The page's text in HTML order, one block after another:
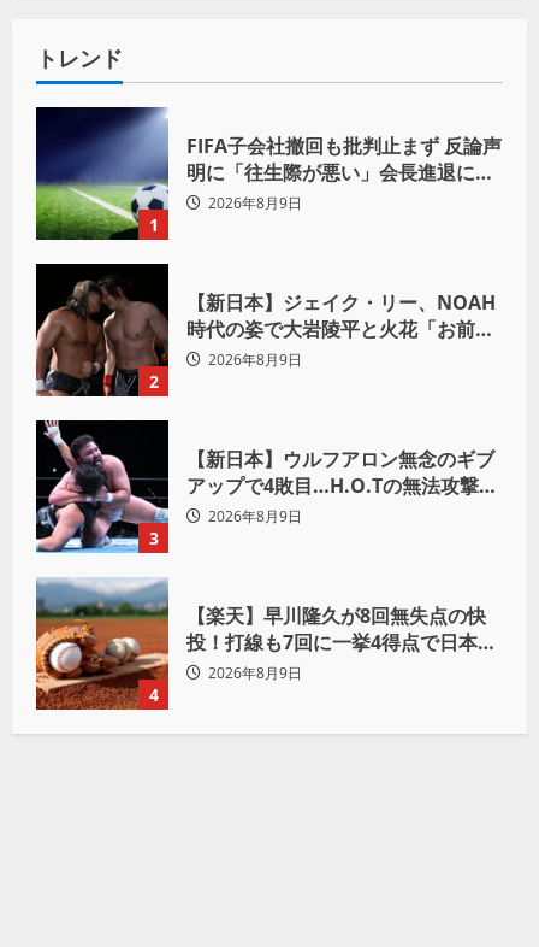
トレンド
1
FIFA子会社撤回も批判止まず 反論声
明に「往生際が悪い」会長進退に注
目 2026年8月9日
2
【新日本】ジェイク・リー、NOAH
時代の姿で大岩陵平と火花「お前の
おかげで、忘れてたもの思い出した
2026年8月9日
3
【新日本】ウルフアロン無念のギブ
アップで4敗目…H.O.Tの無法攻撃に
屈す「まだまだ俺自身の力はこんな
2026年8月9日
4
【楽天】早川隆久が8回無失点の快
投！打線も7回に一挙4得点で日本ハ
ムを完封
2026年8月9日